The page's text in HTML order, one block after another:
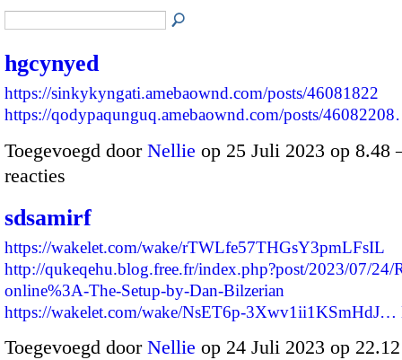
hgcynyed
https://sinkykyngati.amebaownd.com/posts/46081822
https://qodypaqunguq.amebaownd.com/posts/
Toegevoegd door Nellie op 25 Juli 2023 op 8.48
reacties
sdsamirf
https://wakelet.com/wake/rTWLfe57THGsY3pmLFsIL
http://qukeqehu.blog.free.fr/index.php?post/2023/07/24/
online%3A-The-Setup-by-Dan-Bilzerian
https://wakelet.com/wake/NsET6p-3Xwv1ii1KSmHdJ…
Toegevoegd door Nellie op 24 Juli 2023 op